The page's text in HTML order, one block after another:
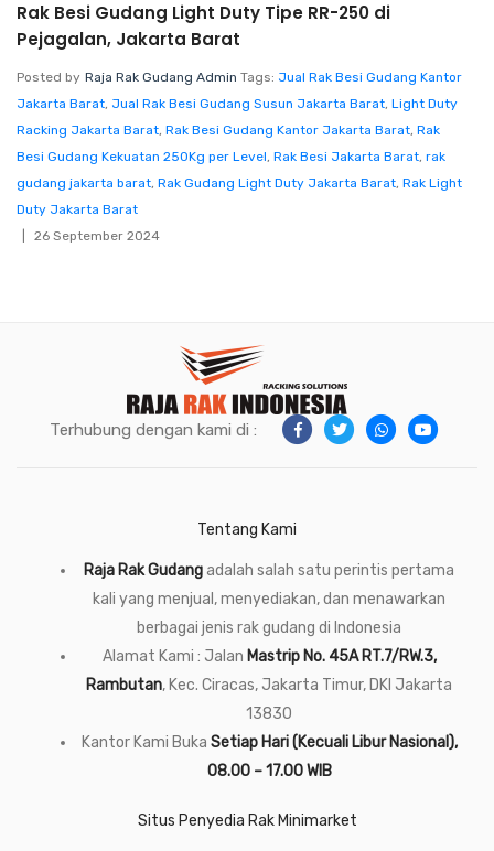
Rak Besi Gudang Light Duty Tipe RR-250 di
Pejagalan, Jakarta Barat
Posted by Raja Rak Gudang Admin Tags: Jual Rak Besi Gudang Kantor
Jakarta Barat, Jual Rak Besi Gudang Susun Jakarta Barat, Light Duty
Racking Jakarta Barat, Rak Besi Gudang Kantor Jakarta Barat, Rak
Besi Gudang Kekuatan 250Kg per Level, Rak Besi Jakarta Barat, rak
gudang jakarta barat, Rak Gudang Light Duty Jakarta Barat, Rak Light
Duty Jakarta Barat
26 September 2024
Terhubung dengan kami di :
Tentang Kami
Raja Rak Gudangadalah salah satu perintis pertama
kali yang menjual, menyediakan, dan menawarkan
berbagai jenis rak gudang di Indonesia
Alamat Kami : Jalan Mastrip No. 45A RT.7/RW.3,
Rambutan, Kec. Ciracas, Jakarta Timur, DKI Jakarta
13830
Kantor Kami Buka Setiap Hari (Kecuali Libur Nasional),
08.00 – 17.00 WIB
Situs Penyedia Rak Minimarket